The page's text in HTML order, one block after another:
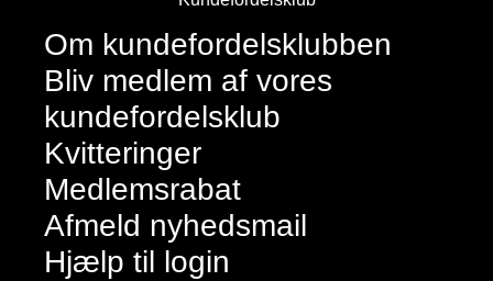
Om kundefordelsklubben
Bliv medlem af vores
kundefordelsklub
Kvitteringer
Medlemsrabat
Afmeld nyhedsmail
Hjælp til login